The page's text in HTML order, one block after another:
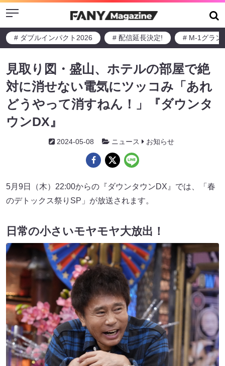
Menu
# ダブルインパクト2026 # 配信延長決定! # M-1グラン
見取り図・盛山、ホテルの部屋で絶
対に消せない電気にツッコみ「あれ
どうやって消すねん！」『ダウンタ
ウンDX』
2024-05-08 ニュース お知らせ
5月9日（木）22:00からの『ダウンタウンDX』では、「春
のデトックス祭りSP」が放送されます。
日常の小さいモヤモヤ大放出！